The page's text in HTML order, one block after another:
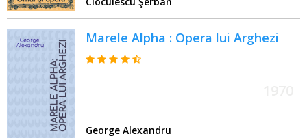
Marele Alpha : Opera lui Arghezi
George Alexandru